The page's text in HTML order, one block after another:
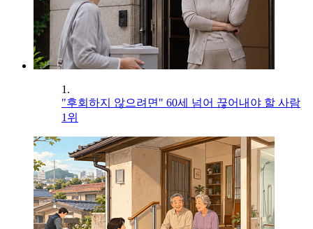
1.
"후회하지 않으려면" 60세 넘어 끊어내야 할 사람
1위